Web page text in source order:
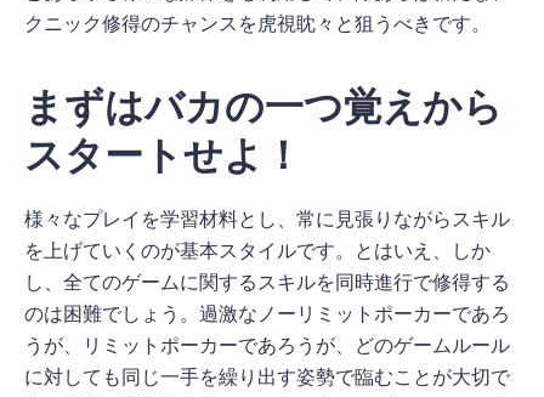
クニック修得のチャンスを虎視眈々と狙うべきです。
まずはバカの一つ覚えから
スタートせよ！
様々なプレイを学習材料とし、常に見張りながらスキル
を上げていくのが基本スタイルです。とはいえ、しか
し、全てのゲームに関するスキルを同時進行で修得する
のは困難でしょう。過激なノーリミットポーカーであろ
うが、リミットポーカーであろうが、どのゲームルール
に対しても同じ一手を繰り出す姿勢で臨むことが大切で